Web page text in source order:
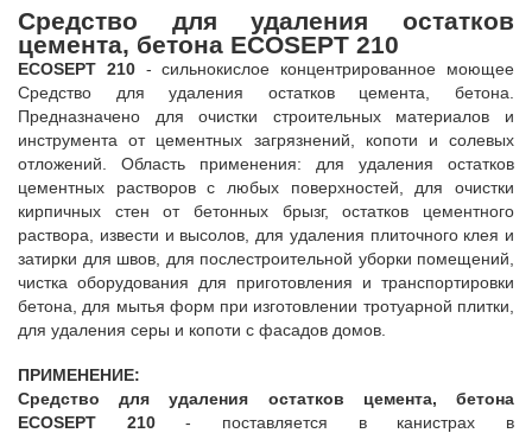
Средство для удаления остатков
цемента, бетона ECOSEPT 210
ECOSEPT 210 - сильнокислое концентрированное моющее
Средство для удаления остатков цемента, бетона.
Предназначено для очистки строительных материалов и
инструмента от цементных загрязнений, копоти и солевых
отложений. Область применения: для удаления остатков
цементных растворов с любых поверхностей, для очистки
кирпичных стен от бетонных брызг, остатков цементного
раствора, извести и высолов, для удаления плиточного клея и
затирки для швов, для послестроительной уборки помещений,
чистка оборудования для приготовления и транспортировки
бетона, для мытья форм при изготовлении тротуарной плитки,
для удаления серы и копоти с фасадов домов.
ПРИМЕНЕНИЕ:
Средство для удаления остатков цемента, бетона
ECOSEPT 210- поставляется в канистрах в